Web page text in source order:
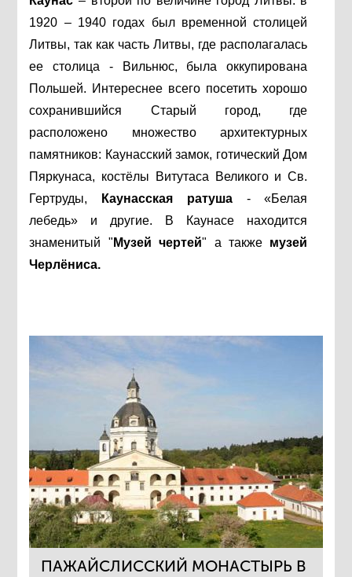
1920 – 1940 годах был временной столицей
Литвы, так как часть Литвы, где располагалась
ее столица - Вильнюс, была оккупирована
Польшей. Интереснее всего посетить хорошо
сохранившийся Старый город, где
расположено множество архитектурных
памятников: Каунасский замок, готический Дом
Пяркунаса, костёлы Витутаса Великого и Св.
Гертруды,
Каунасская ратуша- «Белая
лебедь» и другие. В Каунасе находится
знаменитый " Музей чертей" а также музей
Черлёниса.
ПАЖАЙСЛИССКИЙ МОНАСТЫРЬ В